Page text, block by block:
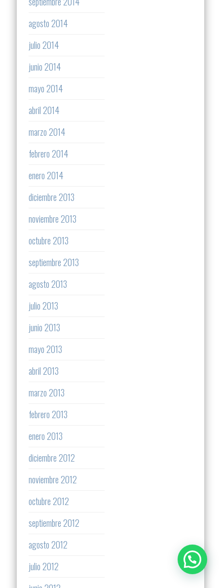
agosto 2014
julio 2014
junio 2014
mayo 2014
abril 2014
marzo 2014
febrero 2014
enero 2014
diciembre 2013
noviembre 2013
octubre 2013
septiembre 2013
agosto 2013
julio 2013
junio 2013
mayo 2013
abril 2013
marzo 2013
febrero 2013
enero 2013
diciembre 2012
noviembre 2012
octubre 2012
septiembre 2012
agosto 2012
julio 2012